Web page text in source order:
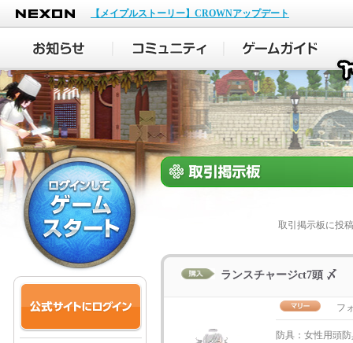
NEXON
【メイプルストーリー】CROWNアップデート
取引掲示板に投
ランスチャージct7頭 〆
フ
防具：女性用頭防